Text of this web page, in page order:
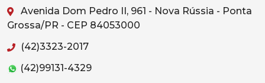
Avenida Dom Pedro II, 961 - Nova Rússia - Ponta
Grossa/PR - CEP 84053000
(42)3323-2017
(42)99131-4329